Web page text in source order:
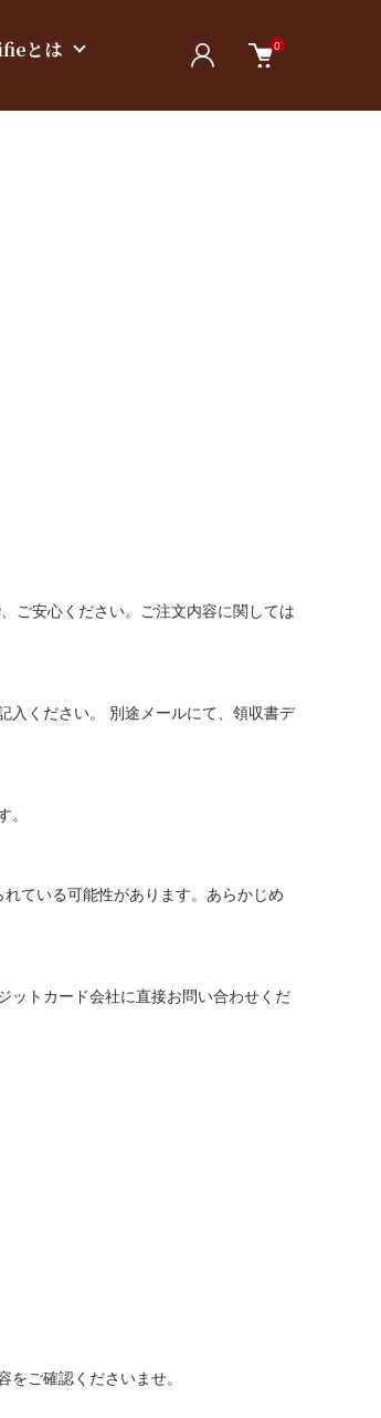
とは 0
ご安心ください。ご注文内容に関しては
入ください。 別途メールにて、領収書デ
ている可能性があります。あらかじめ
ットカード会社に直接お問い合わせくだ
ご確認くださいませ。